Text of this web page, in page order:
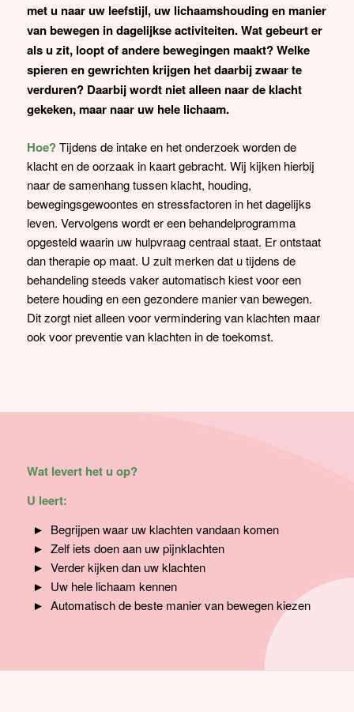
met u naar uw leefstijl, uw lichaamshouding en manier
van bewegen in dagelijkse activiteiten. Wat gebeurt er
als u zit, loopt of andere bewegingen maakt? Welke
spieren en gewrichten krijgen het daarbij zwaar te
verduren? Daarbij wordt niet alleen naar de klacht
gekeken, maar naar uw hele lichaam.
Hoe?Tijdens de intake en het onderzoek worden de
klacht en de oorzaak in kaart gebracht. Wij kijken hierbij
naar de samenhang tussen klacht, houding,
bewegingsgewoontes en stressfactoren in het dagelijks
leven. Vervolgens wordt er een behandelprogramma
opgesteld waarin uw hulpvraag centraal staat. Er ontstaat
dan therapie op maat. U zult merken dat u tijdens de
behandeling steeds vaker automatisch kiest voor een
betere houding en een gezondere manier van bewegen.
Dit zorgt niet alleen voor vermindering van klachten maar
ook voor preventie van klachten in de toekomst.
Wat levert het u op?
U leert:
Begrijpen waar uw klachten vandaan komen
Zelf iets doen aan uw pijnklachten
Verder kijken dan uw klachten
Uw hele lichaam kennen
Automatisch de beste manier van bewegen kiezen